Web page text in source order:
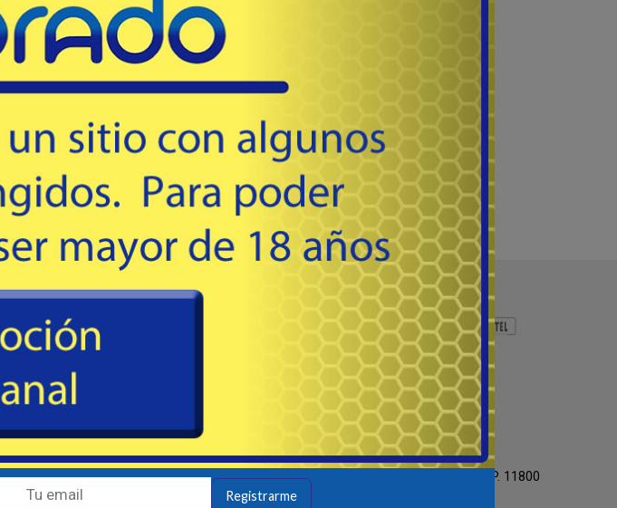
Código WIN/Q3132
a Viernes de 8:00 a 17:00 hs.
Av. Agraciada 2958 Esq. E. Ciganda
Prado / Bella Vista,
Montevideo - Uruguay - C.P. 11800
Registrarme